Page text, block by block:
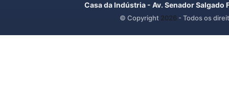
Casa da Indústria - Av. Senador
© Copyright 2026 - Todos os